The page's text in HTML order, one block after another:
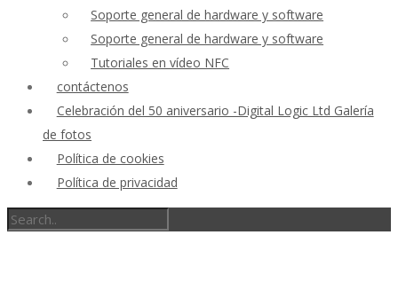
Soporte general de hardware y software
Soporte general de hardware y software
Tutoriales en vídeo NFC
contáctenos
Celebración del 50 aniversario -Digital Logic Ltd Galería
de fotos
Política de cookies
Política de privacidad